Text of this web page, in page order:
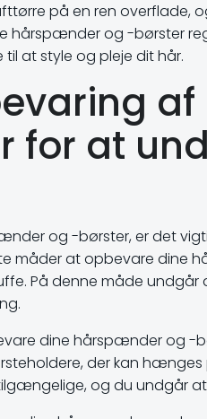
på en ren overflade,
hårspænder og -børster
at style og pleje dit hår.
for at
og -børster, er det
måder at opbevare dine
På denne måde
dine hårspænder og -
der kan
og du undgår at